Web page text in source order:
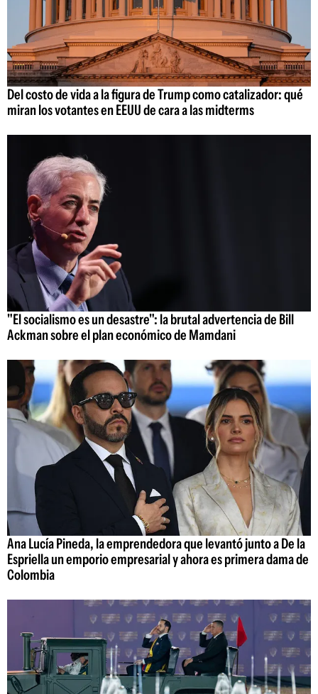
Del costo de vida a la figura de Trump como catalizador: qué
miran los votantes en EEUU de cara a las midterms
"El socialismo es un desastre": la brutal advertencia de Bill
Ackman sobre el plan económico de Mamdani
Ana Lucía Pineda, la emprendedora que levantó junto a De la
Espriella un emporio empresarial y ahora es primera dama de
Colombia